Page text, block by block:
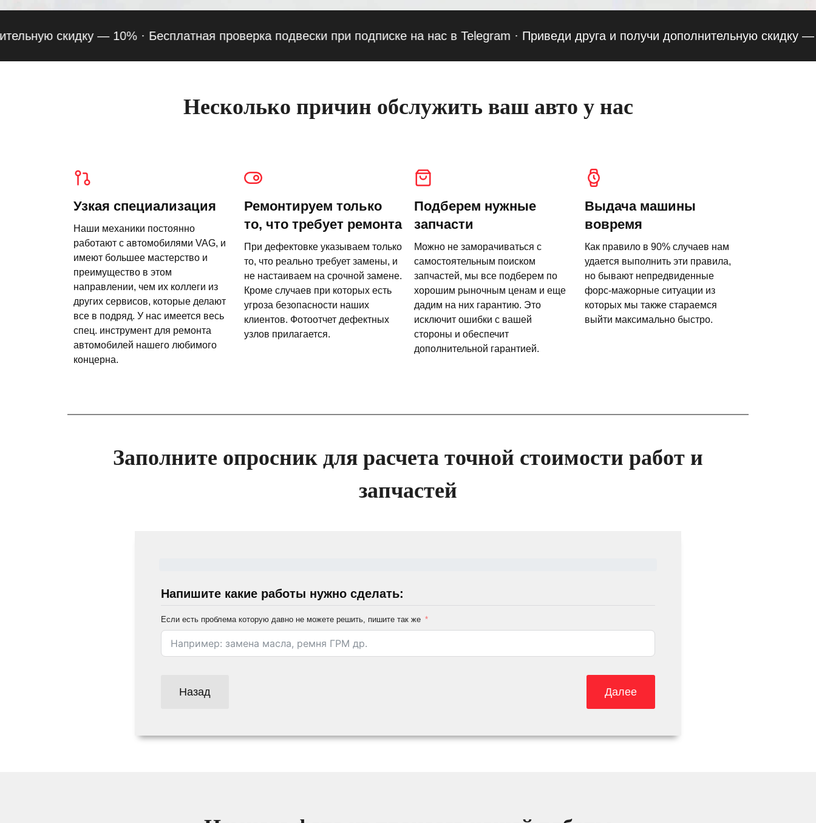
скидку — 10% ·Бесплатная проверка подвески при подписке на нас в Telegram · Приведи друга и получи дополнительную скидку — 10%
Несколько причин обслужить ваш авто у нас
Узкая специализация
Наши механики постоянно
работают с автомобилями VAG, и
имеют большее мастерство и
преимущество в этом
направлении, чем их коллеги из
других сервисов, которые делают
все в подряд. У нас имеется весь
спец. инструмент для ремонта
автомобилей нашего любимого
концерна.
Ремонтируем только
то, что требует ремонта
При дефектовке указываем только
то, что реально требует замены, и
не настаиваем на срочной замене.
Кроме случаев при которых есть
угроза безопасности наших
клиентов. Фотоотчет дефектных
узлов прилагается.
Подберем нужные
запчасти
Можно не заморачиваться с
самостоятельным поиском
запчастей, мы все подберем по
хорошим рыночным ценам и еще
дадим на них гарантию. Это
исключит ошибки с вашей
стороны и обеспечит
дополнительной гарантией.
Выдача машины
вовремя
Как правило в 90% случаев нам
удается выполнить эти правила,
но бывают непредвиденные
форс-мажорные ситуации из
которых мы также стараемся
выйти максимально быстро.
Заполните опросник для расчета точной стоимости работ и
запчастей
Напишите какие работы нужно сделать:
Если есть проблема которую давно не можете решить, пишите так же
Назад Далее